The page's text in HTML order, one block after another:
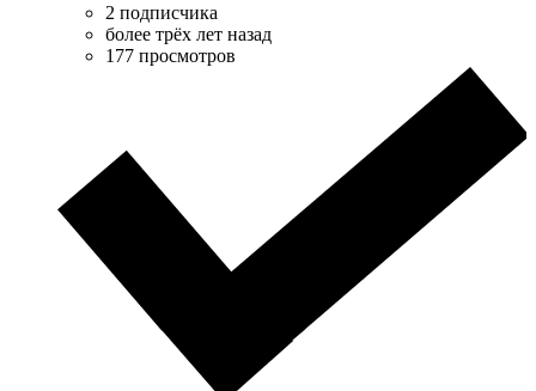
2 подписчика
более трёх лет назад
177 просмотров